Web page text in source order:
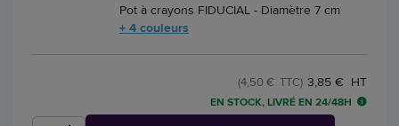
Pot à crayons FIDUCIAL - Diamètre 7 cm
+ 4 couleurs
3,85 € HT
(4,50 € TTC)
EN STOCK, LIVRÉ EN 24/48H